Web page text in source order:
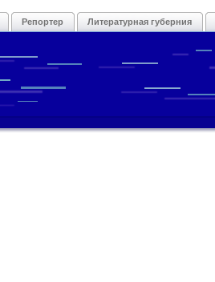
Репортер Литературная губерния